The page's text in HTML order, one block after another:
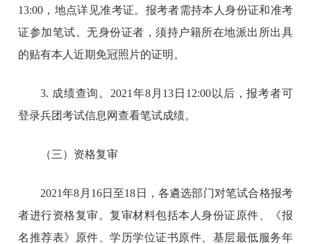
13:00，地点详见准考证。报考者需持本人身份证和准考
证参加笔试。无身份证者，须持户籍所在地派出所出具
的贴有本人近期免冠照片的证明。
3. 成绩查询。2021年8月13日12:00以后，报考者可
登录兵团考试信息网查看笔试成绩。
（三）资格复审
2021年8月16日至18日，各遴选部门对笔试合格报考
者进行资格复审。复审材料包括本人身份证原件、《报
名推荐表》原件、学历学位证书原件、基层最低服务年